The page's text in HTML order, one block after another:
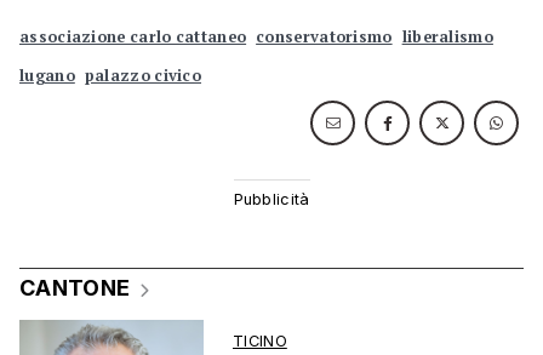
associazione carlo cattaneo conservatorismo liberalismo
lugano palazzo civico
CANTONE
TICINO